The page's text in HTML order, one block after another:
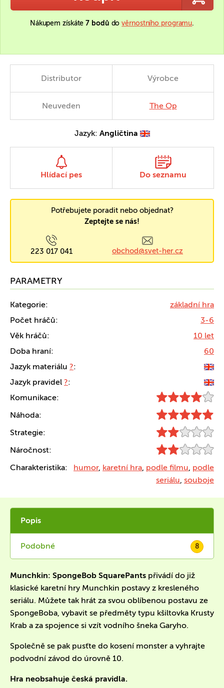
Nákupem získáte7 bodů dověrnostního programu.
Distributor Výrobce
Neuveden The Op
Jazyk: Angličtina
Hlídací pes Do seznamu
Potřebujete poradit nebo objednat?
Zeptejte se nás!
223 017 041 obchod@svet-her.cz
PARAMETRY
Kategorie:
základní hra
Počet hráčů:
3-6
Věk hráčů:
10 let
Doba hraní:
60
Jazyk materiálu ?:
Jazyk pravidel ?:
Komunikace:
Náhoda:
Strategie:
Náročnost:
Charakteristika:
humor, karetní hra, podle filmu, podle
seriálu, souboje
Popis
Podobné 8
Munchkin: SpongeBob SquarePants přivádí do již
klasické karetní hry Munchkin postavy z kresleného
seriálu. Můžete tak hrát za svou oblíbenou postavu ze
SpongeBoba, vybavit se předměty typu kšiltovka Krusty
Krab a za spojence si vzít vodního šneka Garyho.
Společně se pak pusťte do kosení monster a vyhrajte
podvodní závod do úrovně 10.
Hra neobsahuje česká pravidla.